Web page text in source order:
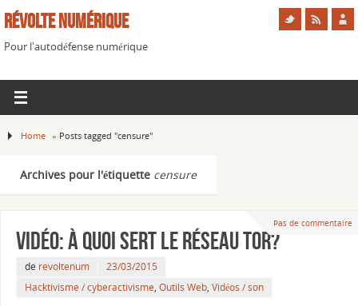
Révolte Numérique
Pour l'autodéfense numérique
Home » Posts tagged "censure"
Archives pour l'étiquette censure
Pas de commentaire
Vidéo: À quoi sert le réseau Tor?
de revoltenum
23/03/2015
Hacktivisme / cyberactivisme, Outils Web, Vidéos / son